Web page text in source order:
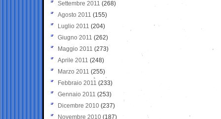
Settembre 2011 (268)
Agosto 2011 (155)
Luglio 2011 (204)
Giugno 2011 (262)
Maggio 2011 (273)
Aprile 2011 (248)
Marzo 2011 (255)
Febbraio 2011 (233)
Gennaio 2011 (253)
Dicembre 2010 (237)
Novembre 2010 (187)